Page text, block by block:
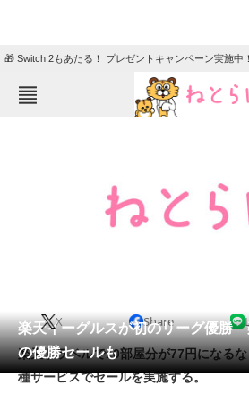
🎁 Switch 2もあたる！ プレゼントキャンペーン実施中！
クイズ
地域
会員記事
メディア
楽天イーグルスが初のリーグ優勝
の優勝セールも
X Share
楽天トラベルで10部屋分が77円になる
種サービスでセールを実施する。